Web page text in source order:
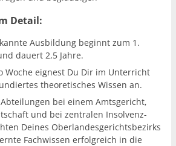
Detail:
Ausbildung beginnt zum 1.
dauert 2,5 Jahre.
Woche eignest Du Dir im Unterricht
theoretisches Wissen an.
bei einem Amtsgericht,
und bei zentralen Insolvenz-
Deines Oberlandesgerichtsbezirks
Fachwissen erfolgreich in die